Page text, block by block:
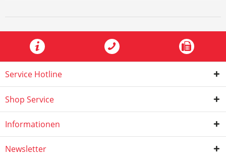
Service Hotline
Shop Service
Informationen
Newsletter